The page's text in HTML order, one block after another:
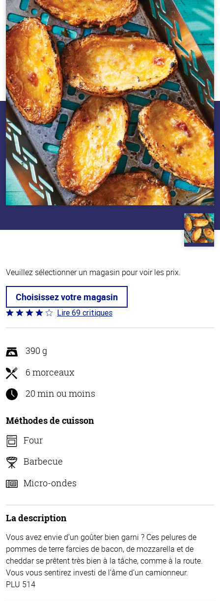
Veuillez sélectionner un magasin pour voir les prix.
Choisissez votre magasin
Coté
4 sur
Lire 69 critiques
390 g
6 morceaux
20 min ou moins
Méthodes de cuisson
Four
Barbecue
Micro-ondes
La description
Vous avez envie d’un goûter bien garni ? Ces pelures de
pommes de terre farcies de bacon, de mozzarella et de
cheddar se prêtent très bien à la tâche, comme à la route.
Vous vous sentirez investi de l’âme d’un camionneur.
PLU 514